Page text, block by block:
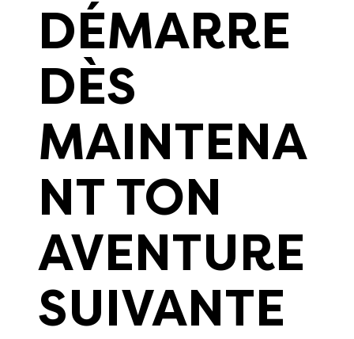
DÉMARRE
DÈS
MAINTENA
NT TON
AVENTURE
SUIVANTE